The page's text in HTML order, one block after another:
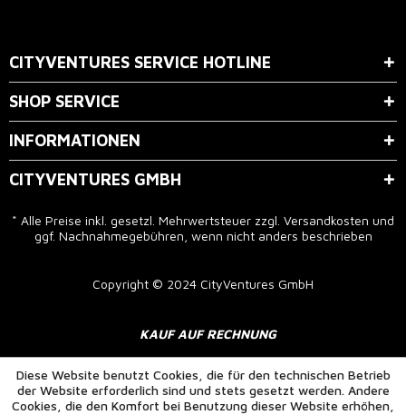
CITYVENTURES SERVICE HOTLINE
SHOP SERVICE
INFORMATIONEN
CITYVENTURES GMBH
* Alle Preise inkl. gesetzl. Mehrwertsteuer zzgl. Versandkosten und
ggf. Nachnahmegebühren, wenn nicht anders beschrieben
Copyright © 2024 CityVentures GmbH
KAUF AUF RECHNUNG
Diese Website benutzt Cookies, die für den technischen Betrieb
der Website erforderlich sind und stets gesetzt werden. Andere
Cookies, die den Komfort bei Benutzung dieser Website erhöhen,